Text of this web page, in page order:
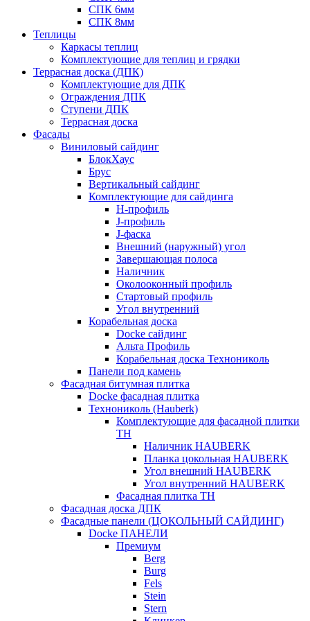
СПК 6мм
СПК 8мм
Теплицы
Каркасы теплиц
Комплектующие для теплиц и грядки
Террасная доска (ДПК)
Комплектующие для ДПК
Ограждения ДПК
Ступени ДПК
Террасная доска
Фасады
Виниловый сайдинг
БлокХаус
Брус
Вертикальный сайдинг
Комплектующие для сайдинга
H-профиль
J-профиль
J-фаска
Внешний (наружный) угол
Завершающая полоса
Наличник
Околооконный профиль
Стартовый профиль
Угол внутренний
Корабельная доска
Docke сайдинг
Альта Профиль
Корабельная доска Технониколь
Панели под камень
Фасадная битумная плитка
Docke фасадная плитка
Технониколь (Hauberk)
Комплектующие для фасадной плитки
ТН
Наличник HAUBERK
Планка цокольная HAUBERK
Угол внешний HAUBERK
Угол внутренний HAUBERK
Фасадная плитка ТН
Фасадная доска ДПК
Фасадные панели (ЦОКОЛЬНЫЙ САЙДИНГ)
Docke ПАНЕЛИ
Премиум
Berg
Burg
Fels
Stein
Stern